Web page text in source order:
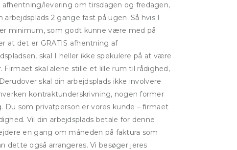
afhentning/levering om tirsdagen og fredagen,
arbejdsplads 2 gange fast på ugen. Så hvis I
minimum, som godt kunne være med på
at det er GRATIS afhentning af
skal I heller ikke spekulere på at være
Firmaet skal alene stille et lille rum til rådighed,
skal din arbejdsplads ikke involvere
kontraktunderskrivning, nogen former
Du som privatperson er vores kunde – firmaet
Vil din arbejdsplads betale for denne
en gang om måneden på faktura som
dette også arrangeres. Vi besøger jeres